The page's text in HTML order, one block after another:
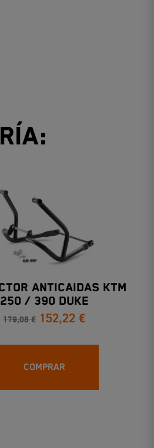
ANTICAIDAS KTM
250 / 390 DUKE
179,08 € 152,22 €
COMPRAR